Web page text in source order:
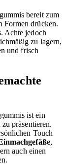
bereit zum
Formen drücken.
Achte jedoch
zu lagern,
und frisch
ist ein
präsentieren.
Touch
,
auch einen